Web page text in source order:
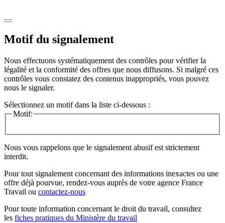
Motif du signalement
Nous effectuons systématiquement des contrôles pour vérifier la
légalité et la conformité des offres que nous diffusons. Si malgré ces
contrôles vous constatez des contenus inappropriés, vous pouvez
nous le signaler.
Sélectionnez un motif dans la liste ci-dessous :
Motif:
Nous vous rappelons que le signalement abusif est strictement
interdit.
Pour tout signalement concernant des informations inexactes ou une
offre déjà pourvue, rendez-vous auprès de votre agence France
Travail ou contactez-nous
Pour toute information concernant le droit du travail, consultez
les fiches pratiques du Ministère du travail